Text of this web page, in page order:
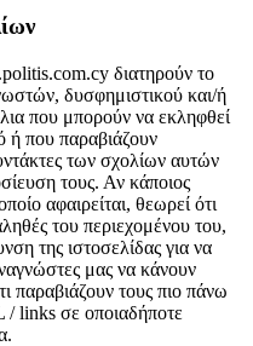
διατηρούν το
δυσφημιστικού και/ή
που μπορούν να εκληφθεί
ή που παραβιάζουν
των σχολίων αυτών
τους. Αν κάποιος
αφαιρείται, θεωρεί ότι
του περιεχομένου του,
της ιστοσελίδας για να
μας να κάνουν
παραβιάζουν τους πιο πάνω
/ links σε οποιαδήποτε